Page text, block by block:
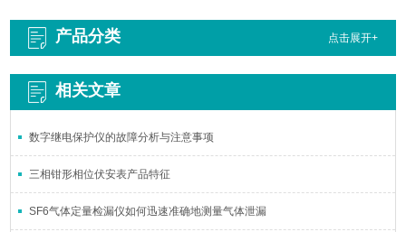
产品分类 点击展开+
相关文章
数字继电保护仪的故障分析与注意事项
三相钳形相位伏安表产品特征
SF6气体定量检漏仪如何迅速准确地测量气体泄漏